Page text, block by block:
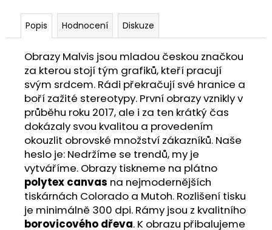
Popis Hodnocení Diskuze
Obrazy Malvis jsou mladou českou značkou
za kterou stojí tým grafiků, kteří pracují
svým srdcem. Rádi překračují své hranice a
boří zažité stereotypy. První obrazy vznikly v
průběhu roku 2017, ale i za ten krátký čas
dokázaly svou kvalitou a provedením
okouzlit obrovské množství zákazníků. Naše
heslo je: Nedržíme se trendů, my je
vytváříme. Obrazy tiskneme na plátno
polytex canvas na nejmodernějších
tiskárnách Colorado a Mutoh. Rozlišení tisku
je minimálně 300 dpi. Rámy jsou z kvalitního
borovicového dřeva. K obrazu přibalujeme